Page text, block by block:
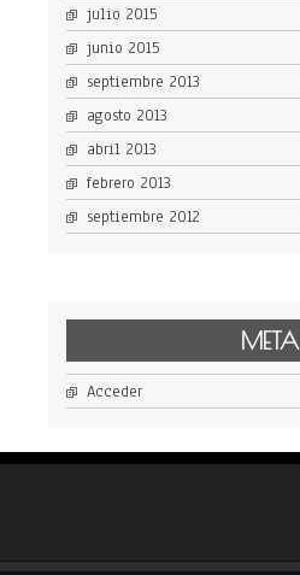
julio 2015
junio 2015
septiembre 2013
agosto 2013
abril 2013
febrero 2013
septiembre 2012
META
Acceder